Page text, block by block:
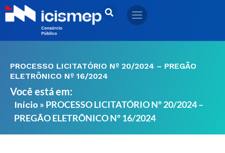
Ir
para
PROCESSO LICITATÓRIO Nº 20/2024 – PREGÃO
ELETRÔNICO Nº 16/2024
Você está em:
Início » PROCESSO LICITATÓRIO Nº 20/2024 –
PREGÃO ELETRÔNICO Nº 16/2024